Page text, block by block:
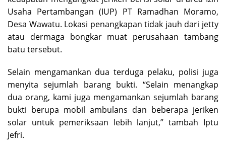
Usaha Pertambangan (IUP) PT Ramadhan Moramo,
Desa Wawatu. Lokasi penangkapan tidak jauh dari jetty
atau dermaga bongkar muat perusahaan tambang
batu tersebut.
Selain mengamankan dua terduga pelaku, polisi juga
menyita sejumlah barang bukti. “Selain menangkap
dua orang, kami juga mengamankan sejumlah barang
bukti berupa mobil ambulans dan beberapa jeriken
solar untuk pemeriksaan lebih lanjut,” tambah Iptu
Jefri.